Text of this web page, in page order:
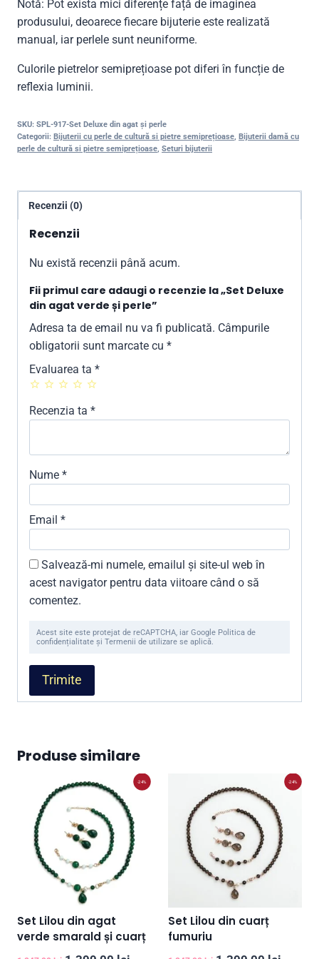
Notă: Pot exista mici diferențe față de imaginea
produsului, deoarece fiecare bijuterie este realizată
manual, iar perlele sunt neuniforme.
Culorile pietrelor semiprețioase pot diferi în funcție de
reflexia luminii.
SKU: SPL-917-Set Deluxe din agat și perle
Categorii: Bijuterii cu perle de cultură si pietre semiprețioase, Bijuterii damă cu
perle de cultură si pietre semiprețioase, Seturi bijuterii
Recenzii (0)
Recenzii
Nu există recenzii până acum.
Fii primul care adaugi o recenzie la „Set Deluxe
din agat verde și perle”
Adresa ta de email nu va fi publicată. Câmpurile
obligatorii sunt marcate cu *
Evaluarea ta *
Recenzia ta *
Nume *
Email *
Salvează-mi numele, emailul și site-ul web în
acest navigator pentru data viitoare când o să
comentez.
Acest site este protejat de reCAPTCHA, iar Google Politica de
confidențialitate și Termenii de utilizare se aplică.
Produse similare
-24%
Set Lilou din agat
verde smarald și cuarț
-24%
Set Lilou din cuarț
fumuriu